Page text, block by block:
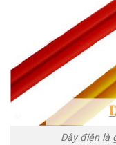
Dây điện là